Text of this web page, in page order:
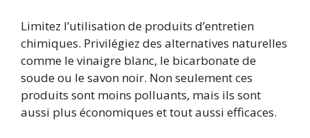
Limitez l’utilisation de produits d’entretien
chimiques. Privilégiez des alternatives naturelles
comme le vinaigre blanc, le bicarbonate de
soude ou le savon noir. Non seulement ces
produits sont moins polluants, mais ils sont
aussi plus économiques et tout aussi efficaces.